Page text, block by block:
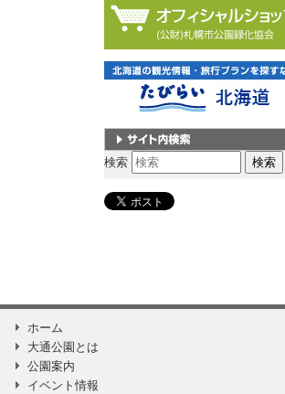
サイト内検索
検索
ホーム
大通公園とは
公園案内
イベント情報